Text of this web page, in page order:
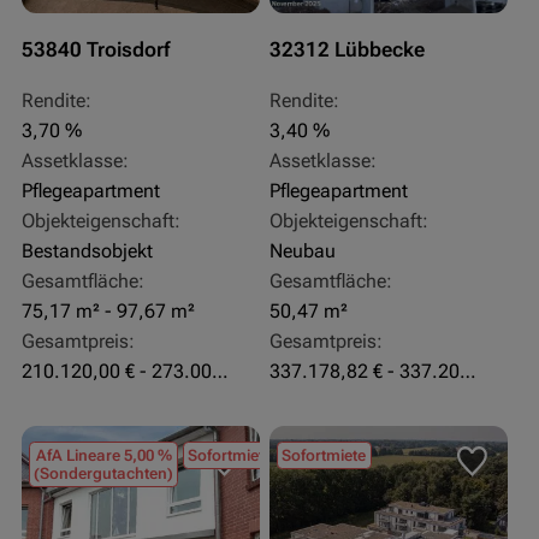
53840 Troisdorf
Rendite:
3,70 %
Assetklasse:
Pflegeapartment
Objekteigenschaft:
Bestandsobjekt
Gesamtfläche:
75,17 m² - 97,67 m²
Gesamtpreis:
210.120,00 € - 273.003,24 €
32312 Lübbecke
Rendite:
3,40 %
Assetklasse:
Pflegeapartment
Objekteigenschaft:
Neubau
Gesamtfläche:
50,47 m²
Gesamtpreis:
337.178,82 € - 337.207,06 €
AfA Lineare 5,00 %
(Sondergutachten)
Sofortmiete Sofortmiete